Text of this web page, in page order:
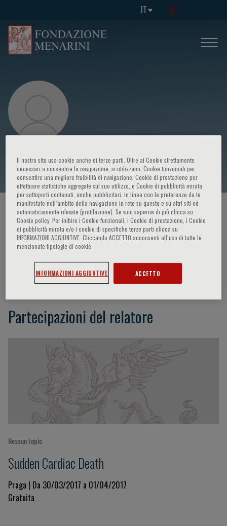
IT
Xavier Jouven
HOME PAGE / CORSI ED EVENTI / RELATORE
Xavier Jouven
Partecipazioni del relatore
Nessun topic
Sudden Cardiac Death
Praga | Da 30/03/2017 a 01/04/2017
Gratuita
Il nostro sito usa cookie anche di terze parti. Oltre ai Cookie strettamente
necessari a consentire la navigazione, si utilizzano, Cookie funzionali per
consentire una migliore fruibilità di navigazione, Cookie di prestazione per
effettuare statistiche aggregate sul suo utilizzo, e Cookie di pubblicità mirata
per sottoporti contenuti, anche pubblicitari, in linea con le preferenze da te
manifestate nell‘ambito della navigazione in rete su questo e su altri siti ed
automaticamente rilevate (profilazione). Se vuoi saperne di più clicca su
Cookie policy. Per inibire i Cookie funzionali, i Cookie di prestazione, i Cookie
di pubblicità mirata e/o i cookie di specifiche terze parti clicca su
INFORMAZIONI AGGIUNTIVE. Cliccando ACCETTO acconsenti all’uso di tutte le
menzionate tipologie di cookie.
INFORMAZIONI AGGIUNTIVE ACCETTO